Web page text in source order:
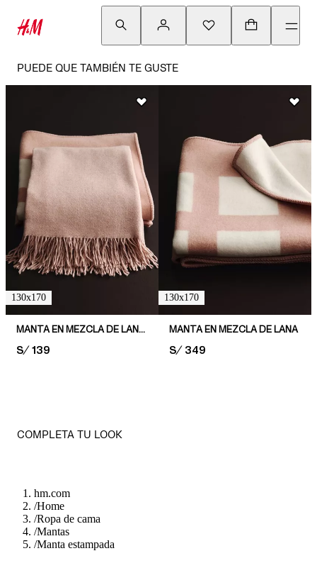
PUEDE QUE TAMBIÉN TE GUSTE
130x170
MANTA EN MEZCLA DE LANA CON FLECOS
PRICE:
S/ 139
130x170
MANTA EN MEZCLA DE LANA
PRICE:
S/ 349
COMPLETA TU LOOK
hm.com
/Home
/Ropa de cama
/Mantas
/Manta estampada